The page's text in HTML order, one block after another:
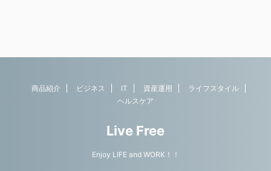
商品紹介 ビジネス IT 資産運用
ライフスタイル
ヘルスケア
Live Free
Enjoy LIFE and WORK！！